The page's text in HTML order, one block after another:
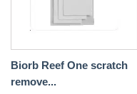
Biorb Reef One scratch
remove...